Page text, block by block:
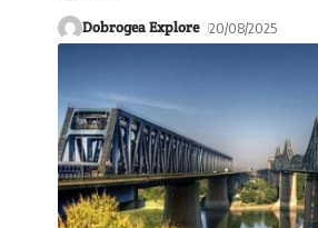
Dobrogea Explore 20/08/2025